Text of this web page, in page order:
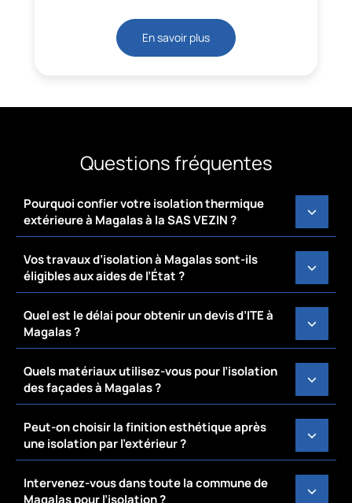
En savoir plus
Questions fréquentes
Pourquoi confier votre isolation thermique
extérieure à Magalas à la SAS VEZIN ?
Vos travaux d’isolation à Magalas sont-ils
éligibles aux aides de l’État ?
Quel est le délai pour obtenir un devis d’ITE à
Magalas ?
Quels matériaux utilisez-vous pour l’isolation
des façades à Magalas ?
Peut-on choisir la finition esthétique après
une isolation par l’extérieur ?
Intervenez-vous dans toute la commune de
Magalas pour l’isolation ?